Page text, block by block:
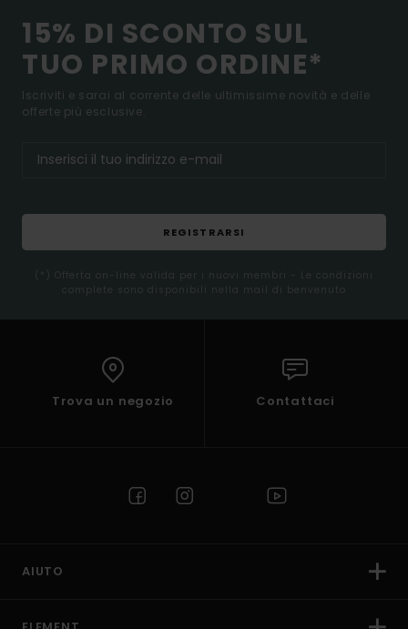
15% DI SCONTO SUL
TUO PRIMO ORDINE*
Iscriviti e sarai al corrente delle ultimissime novità e delle
offerte più esclusive.
REGISTRARSI
(*) Offerta on-line valida per i nuovi membri - Le condizioni
complete sono disponibili nella mail di benvenuto
Trova un negozio Contattaci
AIUTO